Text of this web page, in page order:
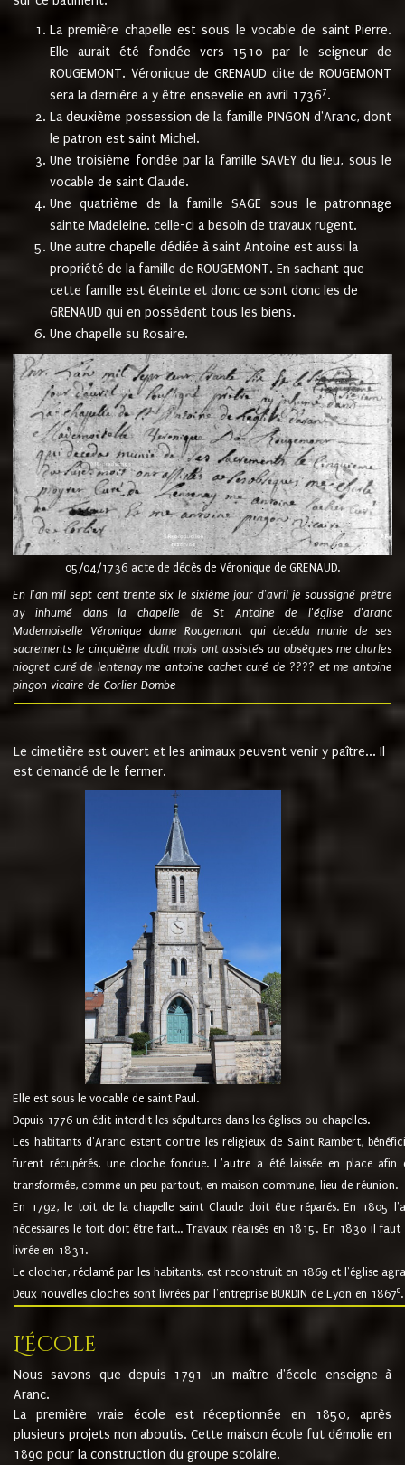
La première chapelle est sous le vocable de saint Pierre.
Elle aurait été fondée vers 1510 par le seigneur de
ROUGEMONT. Véronique de GRENAUD dite de ROUGEMONT
sera la dernière a y être ensevelie en avril 17367.
La deuxième possession de la famille PINGON d'Aranc, dont
le patron est saint Michel.
Une troisième fondée par la famille SAVEY du lieu, sous le
vocable de saint Claude.
Une quatrième de la famille SAGE sous le patronnage
sainte Madeleine. celle-ci a besoin de travaux rugent.
Une autre chapelle dédiée à saint Antoine est aussi la
propriété de la famille de ROUGEMONT. En sachant que
cette famille est éteinte et donc ce sont donc les de
GRENAUD qui en possèdent tous les biens.
Une chapelle su Rosaire.
05/04/1736 acte de décès de Véronique de GRENAUD.
En l'an mil sept cent trente six le sixième jour d'avril je soussigné prêtre
ay inhumé dans la chapelle de St Antoine de l'église d'aranc
Mademoiselle Véronique dame Rougemont qui decéda munie de ses
sacrements le cinquième dudit mois ont assistés au obsèques me charles
niogret curé de lentenay me antoine cachet curé de ???? et me antoine
pingon vicaire de Corlier Dombe
Le cimetière est ouvert et les animaux peuvent venir y paître... Il
est demandé de le fermer.
Elle est sous le vocable de saint Paul.
Depuis 1776 un édit interdit les sépultures dans les églises ou chapelles.
Les habitants d'Aranc estent contre les religieux de Saint Rambert,
furent récupérés, une cloche fondue. L'autre a été laissée en place
transformée, comme un peu partout, en maison commune, lieu de réunion.
En 1792, le toit de la chapelle saint Claude doit être réparés. En 1805
nécessaires le toit doit être fait... Travaux réalisés en 1815. En 1830 il
livrée en 1831.
Le clocher, réclamé par les habitants, est reconstruit en 1869 et l'église
Deux nouvelles cloches sont livrées par l'entreprise BURDIN de Lyon en 18678.
L'école
Nous savons que depuis 1791 un maître d'école enseigne à
Aranc.
La première vraie école est réceptionnée en 1850, après
plusieurs projets non aboutis. Cette maison école fut démolie en
1890 pour la construction du groupe scolaire.